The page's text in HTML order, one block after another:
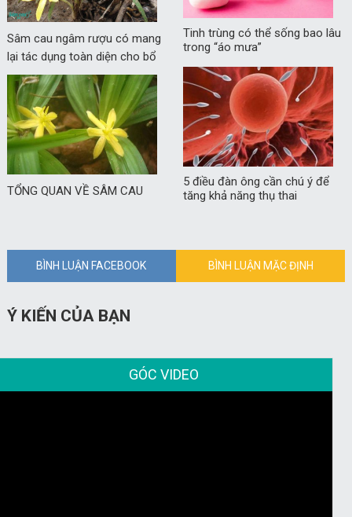
Sâm cau ngâm rượu có mang
lại tác dụng toàn diện cho bổ
thận tráng dương?
TỔNG QUAN VỀ SÂM CAU
Tinh trùng có thể sống bao lâu
trong “áo mưa”
5 điều đàn ông cần chú ý để
tăng khả năng thụ thai
BÌNH LUẬN FACEBOOK BÌNH LUẬN MẶC ĐỊNH
Ý KIẾN CỦA BẠN
GÓC VIDEO